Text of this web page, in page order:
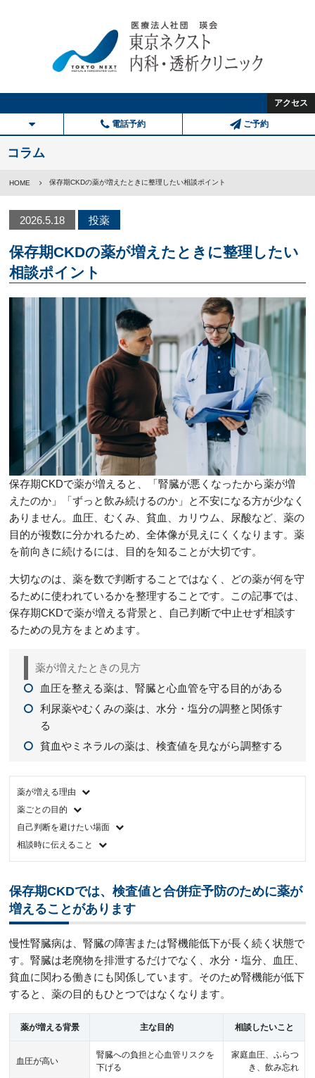
アクセス
電話予約 ご予約
コラム
HOME 保存期CKDの薬が増えたときに整理したい相談ポイント
2026.5.18 投薬
保存期CKDの薬が増えたときに整理したい
相談ポイント
保存期CKDで薬が増えると、「腎臓が悪くなったから薬が増
えたのか」「ずっと飲み続けるのか」と不安になる方が少なく
ありません。血圧、むくみ、貧血、カリウム、尿酸など、薬の
目的が複数に分かれるため、全体像が見えにくくなります。薬
を前向きに続けるには、目的を知ることが大切です。
大切なのは、薬を数で判断することではなく、どの薬が何を守
るために使われているかを整理することです。この記事では、
保存期CKDで薬が増える背景と、自己判断で中止せず相談す
るための見方をまとめます。
薬が増えたときの見方
血圧を整える薬は、腎臓と心血管を守る目的がある
利尿薬やむくみの薬は、水分・塩分の調整と関係す
る
貧血やミネラルの薬は、検査値を見ながら調整する
薬が増える理由
薬ごとの目的
自己判断を避けたい場面
相談時に伝えること
保存期CKDでは、検査値と合併症予防のために薬が
増えることがあります
慢性腎臓病は、腎臓の障害または腎機能低下が長く続く状態で
す。腎臓は老廃物を排泄するだけでなく、水分・塩分、血圧、
貧血に関わる働きにも関係しています。そのため腎機能が低下
すると、薬の目的もひとつではなくなります。
薬が増える背景 主な目的 相談したいこと
血圧が高い
腎臓への負担と心血管リスクを
下げる
家庭血圧、ふらつ
き、飲み忘れ